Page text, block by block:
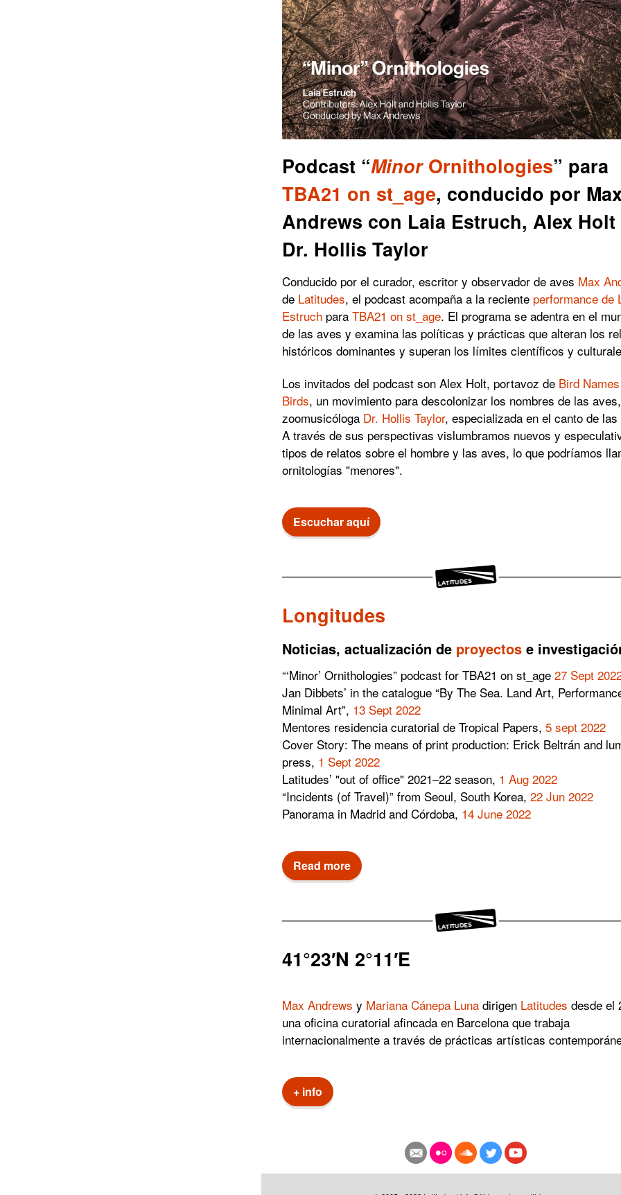
Podcast “MinorOrnithologies” para
TBA21 on st_age, conducido por
Andrews con Laia Estruch, Alex Holt
Dr. Hollis Taylor
Conducido por el curador, escritor y observador de aves Max
de Latitudes, el podcast acompaña a la reciente performance de
Estruch para TBA21 on st_age. El programa se adentra en el
de las aves y examina las políticas y prácticas que alteran los
históricos dominantes y superan los límites científicos y
Los invitados del podcast son Alex Holt, portavoz de Bird
Birds, un movimiento para descolonizar los nombres de las
zoomusicóloga Dr. Hollis Taylor, especializada en el canto de
A través de sus perspectivas vislumbramos nuevos y
tipos de relatos sobre el hombre y las aves, lo que podríamos
ornitologías "menores".
Escuchar aquí
Longitudes
Noticias, actualización de proyectos e
“‘Minor’ Ornithologies” podcast for TBA21 on st_age 27 Sept
Jan Dibbets’ in the catalogue “By The Sea. Land Art,
Minimal Art”, 13 Sept 2022
Mentores residencia curatorial de Tropical Papers, 5 sept 2022
Cover Story: The means of print production: Erick Beltrán and
press, 1 Sept 2022
Latitudes’ "out of office" 2021–22 season, 1 Aug 2022
“Incidents (of Travel)” from Seoul, South Korea, 22 Jun 2022
Panorama in Madrid and Córdoba, 14 June 2022
Read more
41°23′N 2°11′E
Max Andrews y Mariana Cánepa Luna dirigen Latitudes desde el
una oficina curatorial afincada en Barcelona que trabaja
internacionalmente a través de prácticas artísticas
+ info